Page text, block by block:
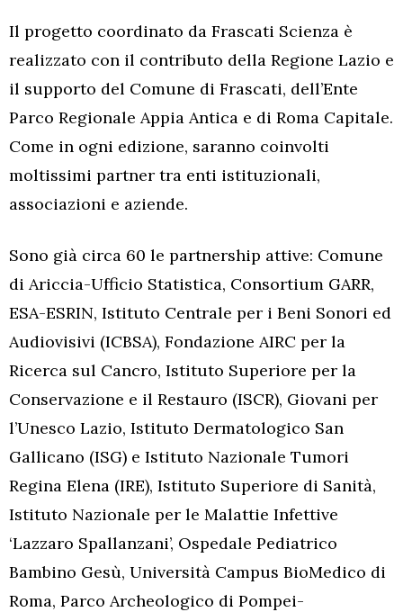
Il progetto coordinato da Frascati Scienza è
realizzato con il contributo della Regione Lazio e
il supporto del Comune di Frascati, dell’Ente
Parco Regionale Appia Antica e di Roma Capitale.
Come in ogni edizione, saranno coinvolti
moltissimi partner tra enti istituzionali,
associazioni e aziende.
Sono già circa 60 le partnership attive: Comune
di Ariccia-Ufficio Statistica, Consortium GARR,
ESA-ESRIN, Istituto Centrale per i Beni Sonori ed
Audiovisivi (ICBSA), Fondazione AIRC per la
Ricerca sul Cancro, Istituto Superiore per la
Conservazione e il Restauro (ISCR), Giovani per
l’Unesco Lazio, Istituto Dermatologico San
Gallicano (ISG) e Istituto Nazionale Tumori
Regina Elena (IRE), Istituto Superiore di Sanità,
Istituto Nazionale per le Malattie Infettive
‘Lazzaro Spallanzani’, Ospedale Pediatrico
Bambino Gesù, Università Campus BioMedico di
Roma, Parco Archeologico di Pompei-